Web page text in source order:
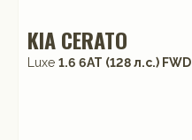
KIA CERATO
Luxe 1.6 6AT (128 л.с.) FWD